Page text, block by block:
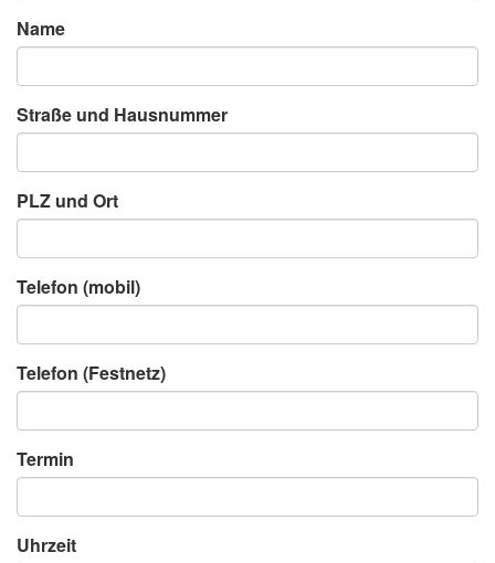
Name
Straße und Hausnummer
PLZ und Ort
Telefon (mobil)
Telefon (Festnetz)
Termin
Uhrzeit